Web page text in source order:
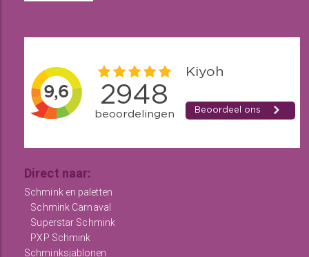
Direct naar:
Schmink en paletten
Schmink Carnaval
Superstar Schmink
PXP Schmink
Schminksjablonen